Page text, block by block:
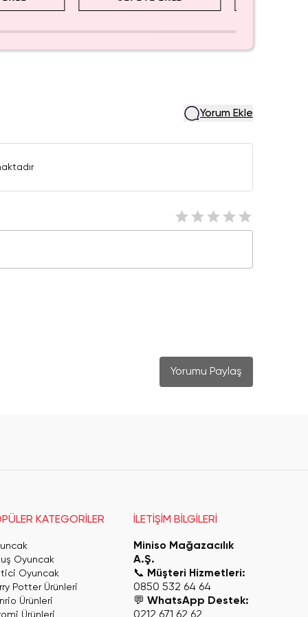
Yorum Ekle
Yorumu Paylaş
KATEGORİLER
Oyuncak
Oyuncak
Potter Ürünleri
Ürünleri
Ürünleri
İLETİŞİM BİLGİLERİ
Miniso Mağazacılık
A.Ş.
📞 Müşteri Hizmetleri:
0850 532 64 64
💬WhatsApp Destek: